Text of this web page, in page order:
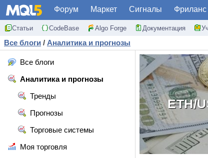
Форум Маркет Сигналы Фриланс
Статьи CodeBase Algo Forge Документация
Все блоги / Аналитика и прогнозы
Все блоги
Аналитика и прогнозы
Тренды
Прогнозы
Торговые системы
Моя торговля
ETH/